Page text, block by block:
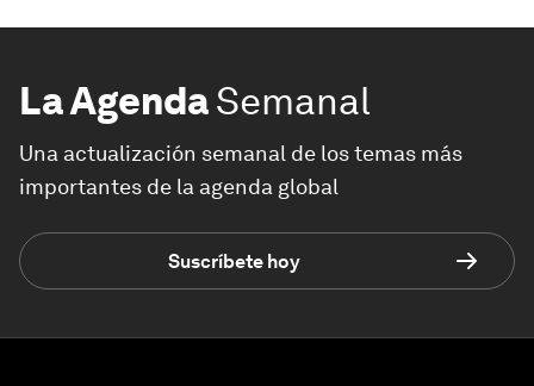
La AgendaSemanal
Una actualización semanal de los temas más
importantes de la agenda global
Suscríbete hoy